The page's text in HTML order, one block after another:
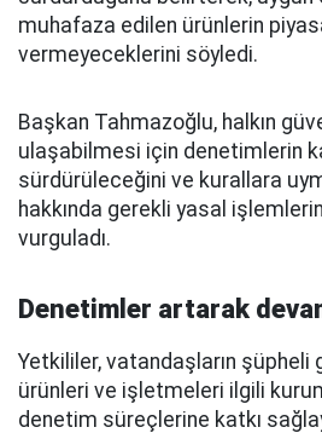
muhafaza edilen ürünlerin
vermeyeceklerini söyledi.
Başkan Tahmazoğlu, halkın
ulaşabilmesi için denetimlerin
sürdürüleceğini ve kurallara
hakkında gerekli yasal
vurguladı.
Denetimler artarak
Yetkililer, vatandaşların şüpheli
ürünleri ve işletmeleri ilgili
denetim süreçlerine katkı